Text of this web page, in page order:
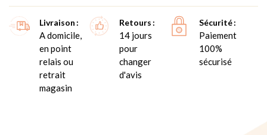
Livraison
A domicile,
en point
relais ou
retrait
magasin
Retours
14 jours
pour
changer
d'avis
Sécurité
Paiement
100%
sécurisé